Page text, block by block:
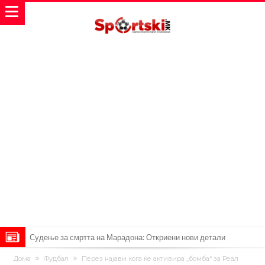
Судење за смртта на Марадона: Откриени нови детали
Англиски репрезентативец обвинет за напад во ноќен клуб – ќе
Дома Фудбал
Перез најави кога ќе активира „бомба“ за Реал